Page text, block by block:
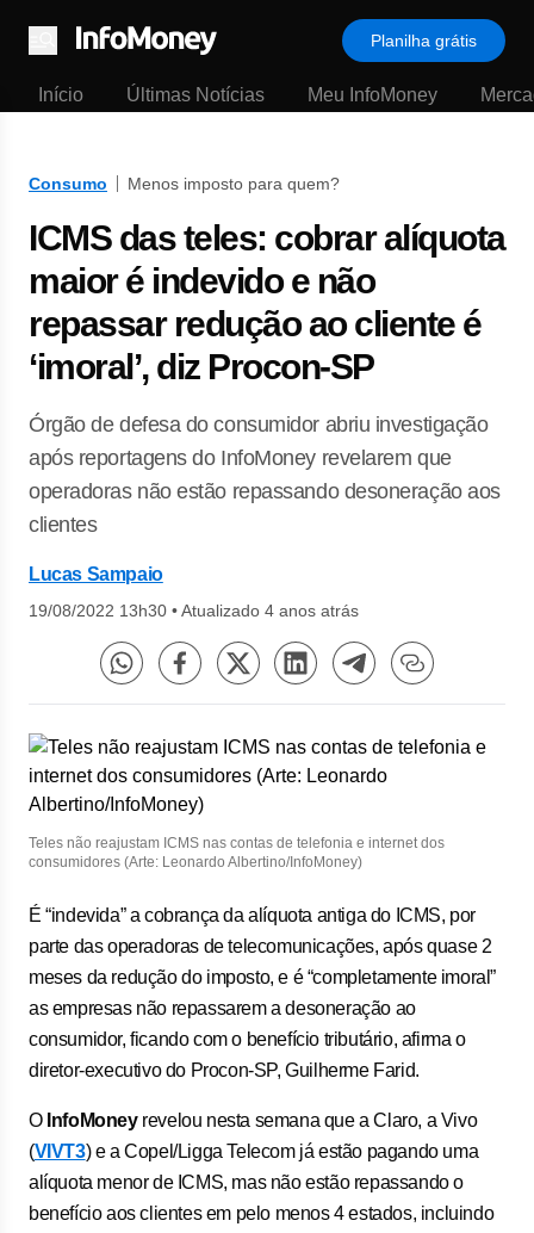
Menu
Planilha grátis
Início Últimas Notícias Meu InfoMoney
Consumo Menos imposto para quem?
ICMS das teles: cobrar alíquota
maior é indevido e não
repassar redução ao cliente é
‘imoral’, diz Procon-SP
Órgão de defesa do consumidor abriu investigação
após reportagens do InfoMoney revelarem que
operadoras não estão repassando desoneração aos
clientes
Lucas Sampaio
19/08/2022 13h30 •Atualizado 4 anos atrás
Teles não reajustam ICMS nas contas de telefonia e internet dos
consumidores (Arte: Leonardo Albertino/InfoMoney)
É “indevida” a cobrança da alíquota antiga do ICMS, por
parte das operadoras de telecomunicações, após quase 2
meses da redução do imposto, e é “completamente imoral”
as empresas não repassarem a desoneração ao
consumidor, ficando com o benefício tributário, afirma o
diretor-executivo do Procon-SP, Guilherme Farid.
O InfoMoneyrevelou nesta semana que a Claro, a Vivo
(VIVT3) e a Copel/Ligga Telecom já estão pagando uma
alíquota menor de ICMS, mas não estão repassando o
benefício aos clientes em pelo menos 4 estados, incluindo